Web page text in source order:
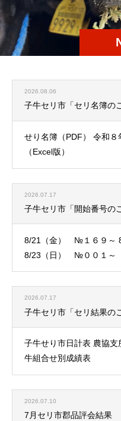
2026.08.06
子牛セリ市「セリ名簿の
せり名簿（PDF） 令和
（Excel版）
2026.07.17
子牛セリ市「開始番号の
8/21（金） №１６９～
8/23（日） №００１～
2026.07.17
子牛セリ市「セリ結果の
子牛せり市日計表 農協
牛組合せ別成績表
2026.07.10
7月セリ市郡品評会結果